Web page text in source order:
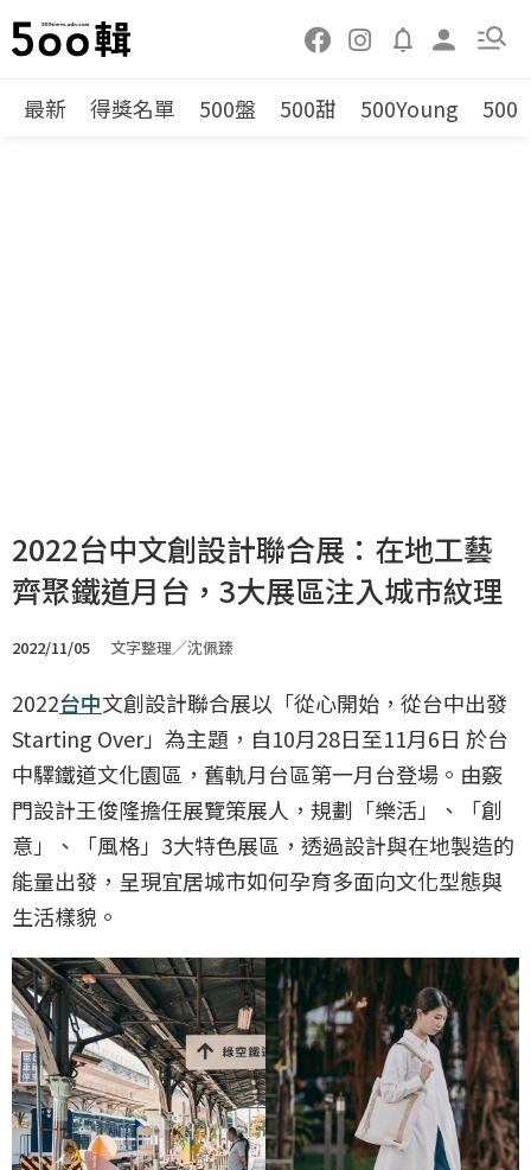
最新 得獎名單 500盤 500甜 500Young 500
2022台中文創設計聯合展：在地工藝
齊聚鐵道月台，3大展區注入城市紋理
2022/11/05 文字整理／沈佩臻
2022台中文創設計聯合展以「從心開始，從台中出發
Starting Over」為主題，自10月28日至11月6日 於台
中驛鐵道文化園區，舊軌月台區第一月台登場。由竅
門設計王俊隆擔任展覽策展人，規劃「樂活」、「創
意」、「風格」3大特色展區，透過設計與在地製造的
能量出發，呈現宜居城市如何孕育多面向文化型態與
生活樣貌。